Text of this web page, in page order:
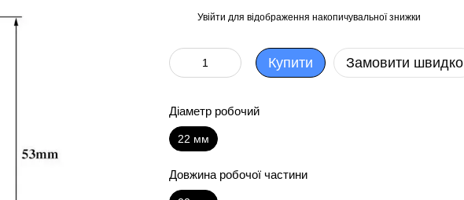
Увійти для відображення накопичувальної знижки
Купити Замовити швидко
Діаметр робочий
22 мм
Довжина робочої частини